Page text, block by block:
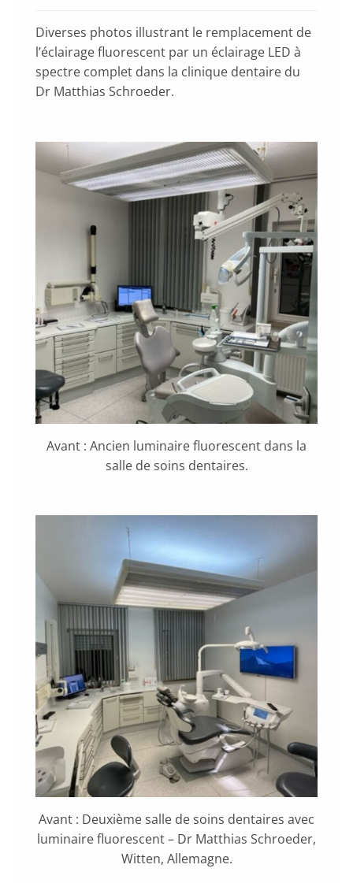
Diverses photos illustrant le remplacement de
l’éclairage fluorescent par un éclairage LED à
spectre complet dans la clinique dentaire du
Dr Matthias Schroeder.
Avant : Ancien luminaire fluorescent dans la
salle de soins dentaires.
Avant : Deuxième salle de soins dentaires avec
luminaire fluorescent – Dr Matthias Schroeder,
Witten, Allemagne.